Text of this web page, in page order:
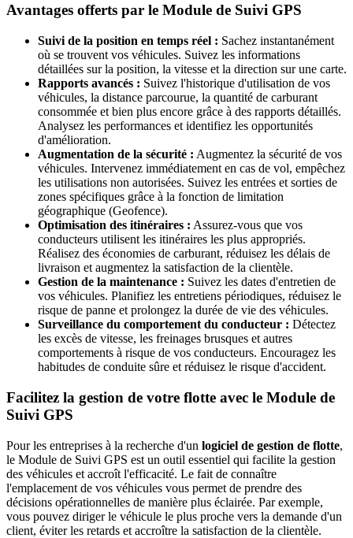
Avantages offerts par le Module de Suivi GPS
Suivi de la position en temps réel : Sachez instantanément
où se trouvent vos véhicules. Suivez les informations
détaillées sur la position, la vitesse et la direction sur une carte.
Rapports avancés : Suivez l'historique d'utilisation de vos
véhicules, la distance parcourue, la quantité de carburant
consommée et bien plus encore grâce à des rapports détaillés.
Analysez les performances et identifiez les opportunités
d'amélioration.
Augmentation de la sécurité : Augmentez la sécurité de vos
véhicules. Intervenez immédiatement en cas de vol, empêchez
les utilisations non autorisées. Suivez les entrées et sorties de
zones spécifiques grâce à la fonction de limitation
géographique (Geofence).
Optimisation des itinéraires : Assurez-vous que vos
conducteurs utilisent les itinéraires les plus appropriés.
Réalisez des économies de carburant, réduisez les délais de
livraison et augmentez la satisfaction de la clientèle.
Gestion de la maintenance : Suivez les dates d'entretien de
vos véhicules. Planifiez les entretiens périodiques, réduisez le
risque de panne et prolongez la durée de vie des véhicules.
Surveillance du comportement du conducteur : Détectez
les excès de vitesse, les freinages brusques et autres
comportements à risque de vos conducteurs. Encouragez les
habitudes de conduite sûre et réduisez le risque d'accident.
Facilitez la gestion de votre flotte avec le Module de
Suivi GPS
Pour les entreprises à la recherche d'un logiciel de gestion de flotte,
le Module de Suivi GPS est un outil essentiel qui facilite la gestion
des véhicules et accroît l'efficacité. Le fait de connaître
l'emplacement de vos véhicules vous permet de prendre des
décisions opérationnelles de manière plus éclairée. Par exemple,
vous pouvez diriger le véhicule le plus proche vers la demande d'un
client, éviter les retards et accroître la satisfaction de la clientèle.